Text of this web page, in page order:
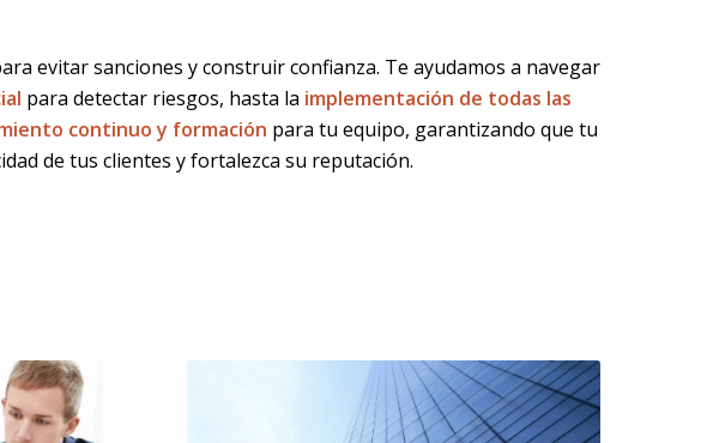
evitar sanciones y construir confianza. Te ayudamos a navegar
para detectar riesgos, hasta la implementación de todas las
continuoy formación para tu equipo, garantizando que tu
de tus clientes y fortalezca su reputación.